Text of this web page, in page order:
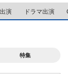
e
演 ドラマ出演
特集